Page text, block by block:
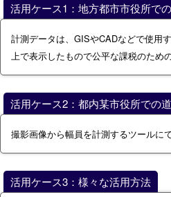
活用ケース1：地方都市市役所で
計測データは、GISやCADなどで使用
上で表示したもので公平な課税のため
活用ケース2：都内某市役所での
撮影画像から幅員を計測するツールに
活用ケース3：様々な活用方法